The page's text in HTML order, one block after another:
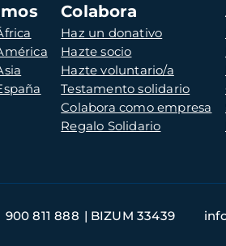
Colabora
Haz un donativo
Hazte socio
Hazte voluntario/a
Testamento solidario
Colabora como empresa
Regalo Solidario
900 811 888 BIZUM 33439